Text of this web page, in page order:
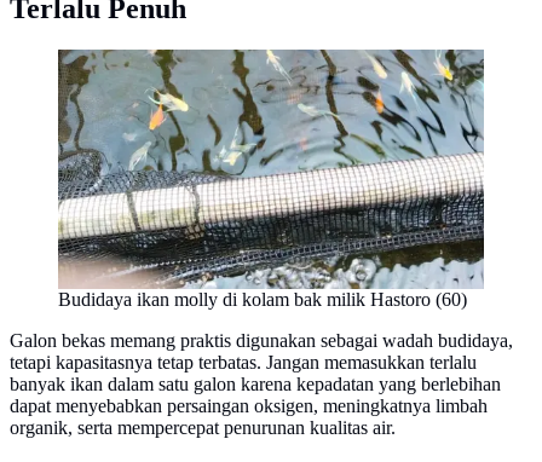
Terlalu Penuh
Budidaya ikan molly di kolam bak milik Hastoro (60)
Galon bekas memang praktis digunakan sebagai wadah budidaya,
tetapi kapasitasnya tetap terbatas. Jangan memasukkan terlalu
banyak ikan dalam satu galon karena kepadatan yang berlebihan
dapat menyebabkan persaingan oksigen, meningkatnya limbah
organik, serta mempercepat penurunan kualitas air.